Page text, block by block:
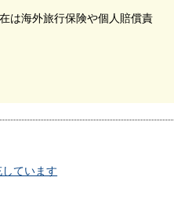
は海外旅行保険や個人賠償責
ています